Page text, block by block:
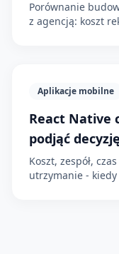
Porównanie
z agencją: koszt
Aplikacje mobilne
React Native
podjąć
Koszt, zespół,
utrzymanie -